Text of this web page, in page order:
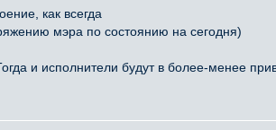
как всегда
мэра по состоянию на сегодня)
и исполнители будут в более-менее